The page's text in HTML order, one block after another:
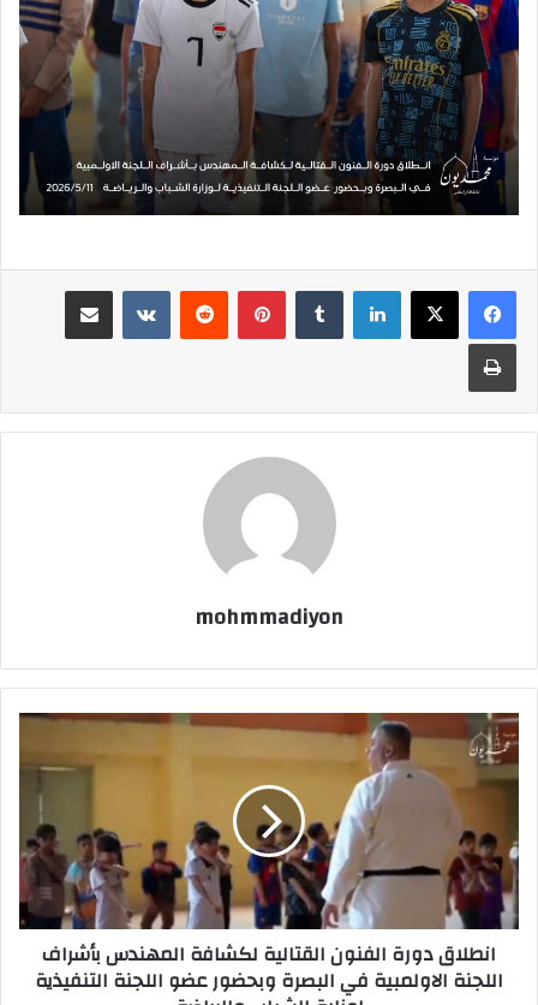
لينكدإن بينتيريست مشاركة عبر البريد
طباعة
mohmmadiyon
انطلاق دورة الفنون القتالية لكشافة المهندس بأشراف
اللجنة الاولمبية في البصرة وبحضور عضو اللجنة التنفيذية